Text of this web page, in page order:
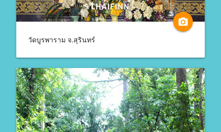
camera_alt
วัดบูรพาราม จ.สุรินทร์